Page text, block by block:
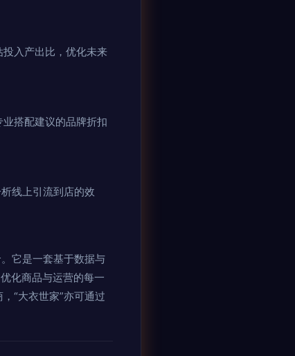
入产出比，优化未来
搭配建议的品牌折扣
线上引流到店的效
它是一套基于数据与
化商品与运营的每一
“大衣世家”亦可通过